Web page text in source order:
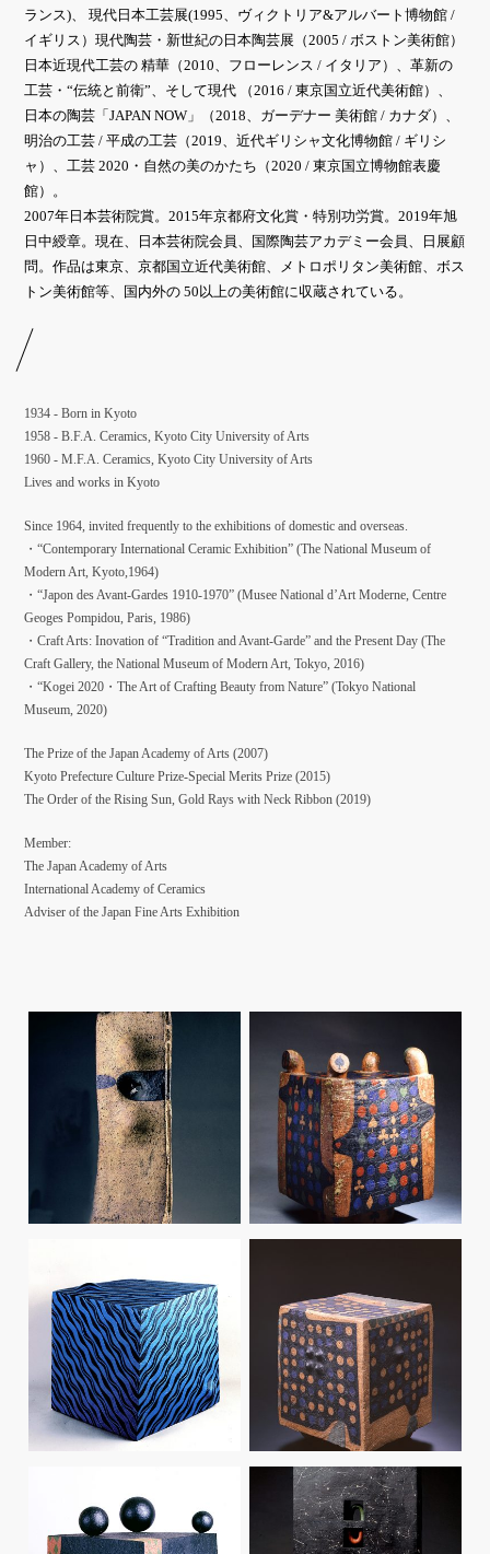
ランス)、 現代日本工芸展(1995、ヴィクトリア&アルバート博物館 /
イギリス）現代陶芸・新世紀の日本陶芸展（2005 / ボストン美術館）
日本近現代工芸の 精華（2010、フローレンス / イタリア）、革新の
工芸・“伝統と前衛”、そして現代 （2016 / 東京国立近代美術館）、
日本の陶芸「JAPAN NOW」（2018、ガーデナー 美術館 / カナダ）、
明治の工芸 / 平成の工芸（2019、近代ギリシャ文化博物館 / ギリシ
ャ）、工芸 2020・自然の美のかたち（2020 / 東京国立博物館表慶
館）。
2007年日本芸術院賞。2015年京都府文化賞・特別功労賞。2019年旭
日中綬章。現在、日本芸術院会員、国際陶芸アカデミー会員、日展顧
問。作品は東京、京都国立近代美術館、メトロポリタン美術館、ボス
トン美術館等、国内外の 50以上の美術館に収蔵されている。
1934 - Born in Kyoto
1958 - B.F.A. Ceramics, Kyoto City University of Arts
1960 - M.F.A. Ceramics, Kyoto City University of Arts
Lives and works in Kyoto
Since 1964, invited frequently to the exhibitions of domestic and overseas.
・“Contemporary International Ceramic Exhibition” (The National Museum of
Modern Art, Kyoto,1964)
・“Japon des Avant-Gardes 1910-1970” (Musee National d’Art Moderne, Centre
Geoges Pompidou, Paris, 1986)
・Craft Arts: Inovation of “Tradition and Avant-Garde” and the Present Day (The
Craft Gallery, the National Museum of Modern Art, Tokyo, 2016)
・“Kogei 2020・The Art of Crafting Beauty from Nature” (Tokyo National
Museum, 2020)
The Prize of the Japan Academy of Arts (2007)
Kyoto Prefecture Culture Prize-Special Merits Prize (2015)
The Order of the Rising Sun, Gold Rays with Neck Ribbon (2019)
Member:
The Japan Academy of Arts
International Academy of Ceramics
Adviser of the Japan Fine Arts Exhibition